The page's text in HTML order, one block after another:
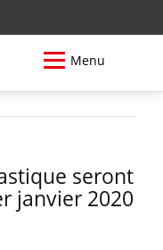
Menu
seront
janvier 2020